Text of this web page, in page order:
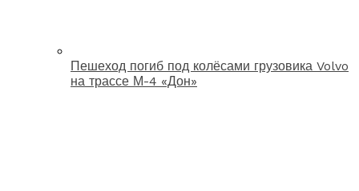
Пешеход погиб под колёсами грузовика Volvo
на трассе М-4 «Дон»